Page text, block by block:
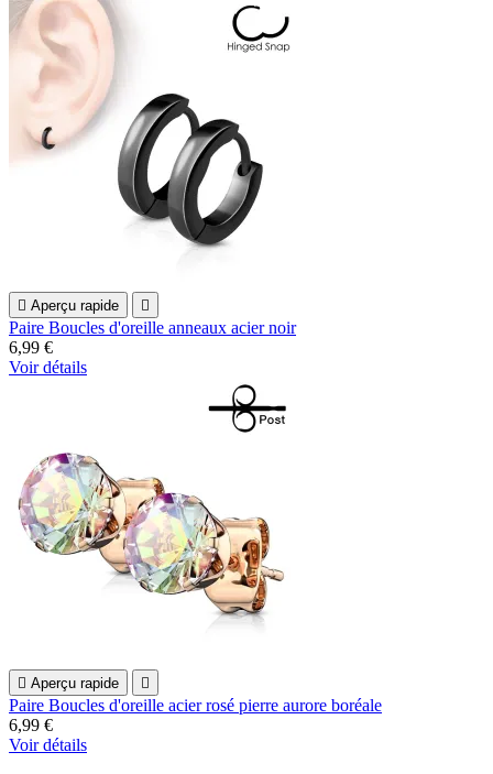
 Aperçu rapide 
Paire Boucles d'oreille anneaux acier noir
6,99 €
Voir détails
 Aperçu rapide 
Paire Boucles d'oreille acier rosé pierre aurore boréale
6,99 €
Voir détails